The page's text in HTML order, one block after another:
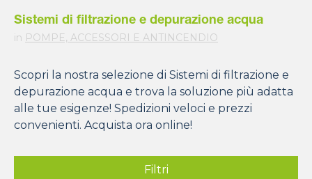
Sistemi di filtrazione e depurazione acqua
in POMPE, ACCESSORI E ANTINCENDIO
Scopri la nostra selezione di Sistemi di filtrazione e
depurazione acqua e trova la soluzione più adatta
alle tue esigenze! Spedizioni veloci e prezzi
convenienti. Acquista ora online!
Filtri